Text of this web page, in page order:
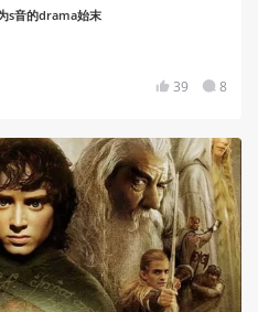
s音的drama始末
39 8